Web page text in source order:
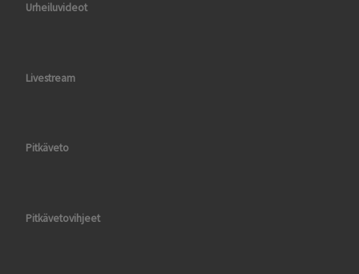
Urheiluvideot
Livestream
Pitkäveto
Pitkävetovihjeet